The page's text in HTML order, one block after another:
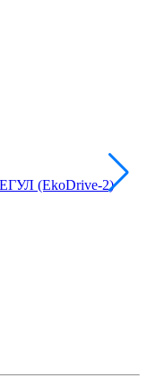
(EkoDrive-2)